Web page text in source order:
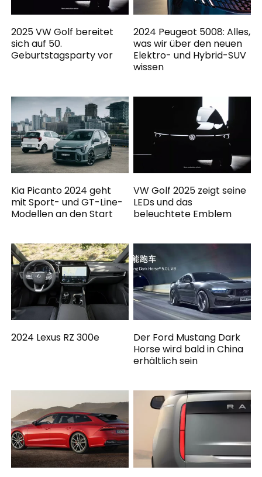
2025 VW Golf bereitet
sich auf 50.
Geburtstagsparty vor
2024 Peugeot 5008: Alles,
was wir über den neuen
Elektro- und Hybrid-SUV
wissen
Kia Picanto 2024 geht
mit Sport- und GT-Line-
Modellen an den Start
VW Golf 2025 zeigt seine
LEDs und das
beleuchtete Emblem
2024 Lexus RZ 300e
Der Ford Mustang Dark
Horse wird bald in China
erhältlich sein